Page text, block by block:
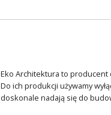
Eko Architektura to
Do ich produkcji używamy
doskonale nadają się do